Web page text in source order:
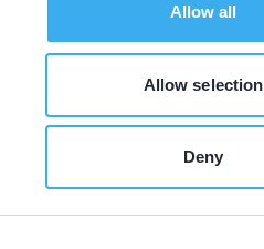
Allow all
Allow selection
Deny